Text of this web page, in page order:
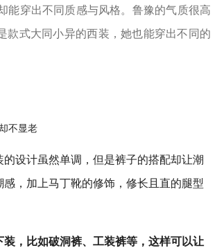
能穿出不同质感与风格。鲁豫的气质很高
款式大同小异的西装，她也能穿出不同的
设计虽然单调，但是裤子的搭配却让潮
，加上马丁靴的修饰，修长且直的腿型
，比如破洞裤、工装裤等，这样可以让